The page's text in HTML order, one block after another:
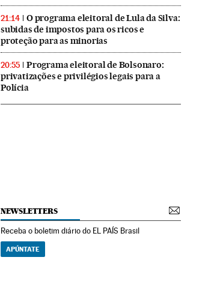
21:14
O programa eleitoral de Lula da Silva:
subidas de impostos para os ricos e
proteção para as minorias
20:55
Programa eleitoral de Bolsonaro:
privatizações e privilégios legais para a
Polícia
NEWSLETTERS
Receba o boletim diário do EL PAÍS Brasil
APÚNTATE